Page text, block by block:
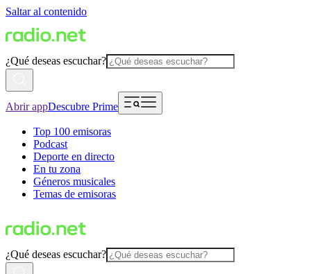
Saltar al contenido
¿Qué deseas escuchar?
Abrir appDescubre Prime
Top 100 emisoras
Podcast
Deporte en directo
En tu zona
Géneros musicales
Temas de emisoras
¿Qué deseas escuchar?